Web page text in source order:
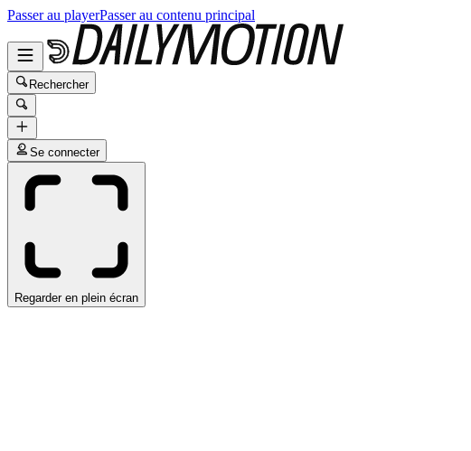
Passer au playerPasser au contenu principal
Rechercher
Se connecter
Regarder en plein écran